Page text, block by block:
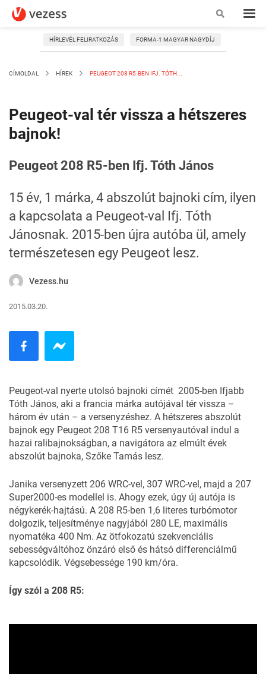
HÍRLEVÉL FELIRATKOZÁS FORMA-1 MAGYAR NAGYDÍJ
CÍMOLDAL HÍREK PEUGEOT 208 R5-BEN IFJ. TÓTH...
Peugeot-val tér vissza a hétszeres
bajnok!
Peugeot 208 R5-ben Ifj. Tóth János
15 év, 1 márka, 4 abszolút bajnoki cím, ilyen
a kapcsolata a Peugeot-val Ifj. Tóth
Jánosnak. 2015-ben újra autóba ül, amely
természetesen egy Peugeot lesz.
Vezess.hu
2015.03.20.
Peugeot-val nyerte utolsó bajnoki címét 2005-ben Ifjabb
Tóth János, aki a francia márka autójával tér vissza –
három év után – a versenyzéshez. A hétszeres abszolút
bajnok egy Peugeot 208 T16 R5 versenyautóval indul a
hazai ralibajnokságban, a navigátora az elmúlt évek
abszolút bajnoka, Szőke Tamás lesz.
Janika versenyzett 206 WRC-vel, 307 WRC-vel, majd a 207
Super2000-es modellel is. Ahogy ezek, úgy új autója is
négykerék-hajtású. A 208 R5-ben 1,6 literes turbómotor
dolgozik, teljesítménye nagyjából 280 LE, maximális
nyomatéka 400 Nm. Az ötfokozatú szekvenciális
sebességváltóhoz önzáró első és hátsó differenciálmű
kapcsolódik. Végsebessége 190 km/óra.
Így szól a 208 R5: